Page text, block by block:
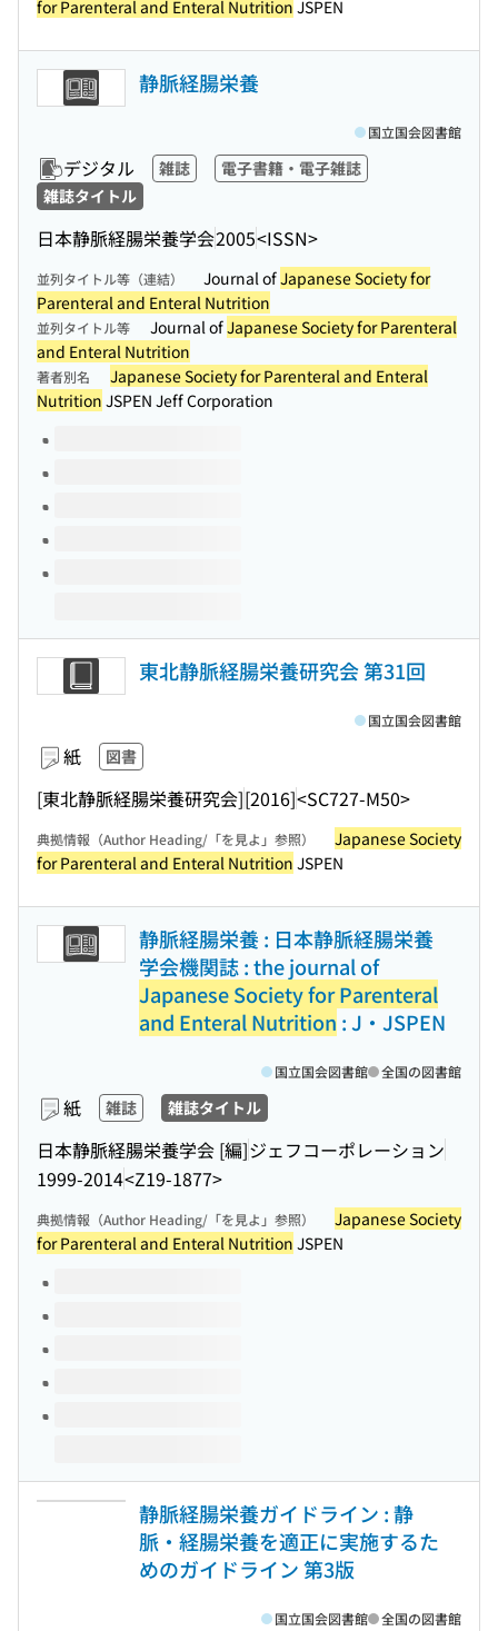
for Parenteral and Enteral Nutrition JSPEN
静脈経腸栄養
デジタル 雑誌
電子書籍・電子雑誌
雑誌タイトル
日本静脈経腸栄養学会2005<ISSN>
国立国会図書館
並列タイトル等（連結） Journal ofJapanese Society for
Parenteral and Enteral Nutrition
並列タイトル等 Journal ofJapanese Society for Parenteral
and Enteral Nutrition
著者別名
Japanese Society for Parenteral and Enteral
Nutrition JSPEN Jeff Corporation
このタイトルの巻号
東北静脈経腸栄養研究会 第31回
紙 図書
[東北静脈経腸栄養研究会][2016]<SC727-M50>
国立国会図書館
典拠情報（Author Heading/「を見よ」参照）
Japanese Society
for Parenteral and Enteral Nutrition JSPEN
静脈経腸栄養 : 日本静脈経腸栄養
学会機関誌 : the journal of
Japanese Society for Parenteral
and Enteral Nutrition : J・JSPEN
紙 雑誌 雑誌タイトル
日本静脈経腸栄養学会 [編]ジェフコーポレーション
1999-2014<Z19-1877>
国立国会図書館 全国の図書館
典拠情報（Author Heading/「を見よ」参照）
Japanese Society
for Parenteral and Enteral Nutrition JSPEN
このタイトルの巻号
静脈経腸栄養ガイドライン : 静
脈・経腸栄養を適正に実施するた
めのガイドライン 第3版
国立国会図書館 全国の図書館